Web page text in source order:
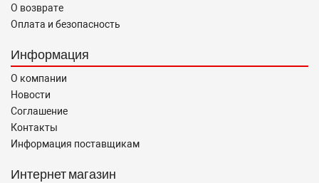
О возврате
Оплата и безопасность
Информация
О компании
Новости
Соглашение
Контакты
Информация поставщикам
Интернет магазин